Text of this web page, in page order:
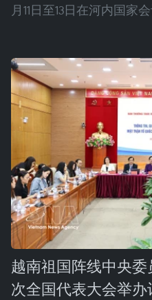
月11日至13日在河内国家
越南祖国阵线中央
次全国代表大会举办